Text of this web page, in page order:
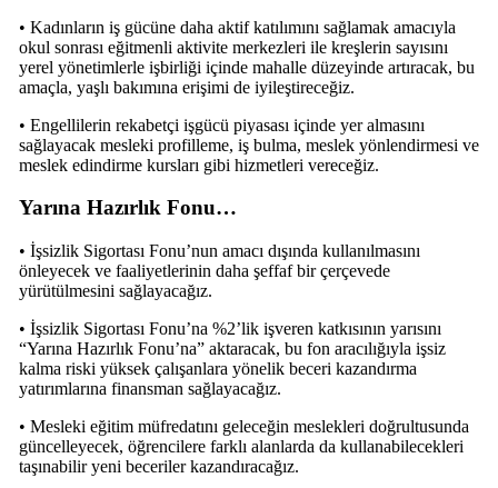
• Kadınların iş gücüne daha aktif katılımını sağlamak amacıyla
okul sonrası eğitmenli aktivite merkezleri ile kreşlerin sayısını
yerel yönetimlerle işbirliği içinde mahalle düzeyinde artıracak, bu
amaçla, yaşlı bakımına erişimi de iyileştireceğiz.
• Engellilerin rekabetçi işgücü piyasası içinde yer almasını
sağlayacak mesleki profilleme, iş bulma, meslek yönlendirmesi ve
meslek edindirme kursları gibi hizmetleri vereceğiz.
Yarına Hazırlık Fonu…
• İşsizlik Sigortası Fonu’nun amacı dışında kullanılmasını
önleyecek ve faaliyetlerinin daha şeffaf bir çerçevede
yürütülmesini sağlayacağız.
• İşsizlik Sigortası Fonu’na %2’lik işveren katkısının yarısını
“Yarına Hazırlık Fonu’na” aktaracak, bu fon aracılığıyla işsiz
kalma riski yüksek çalışanlara yönelik beceri kazandırma
yatırımlarına finansman sağlayacağız.
• Mesleki eğitim müfredatını geleceğin meslekleri doğrultusunda
güncelleyecek, öğrencilere farklı alanlarda da kullanabilecekleri
taşınabilir yeni beceriler kazandıracağız.